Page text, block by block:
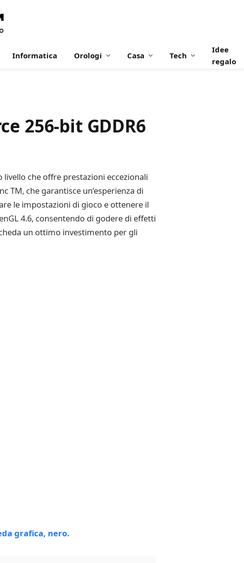
Informatica Orologi Casa Tech
Idee
regalo
256-bit GDDR6
livello che offre prestazioni eccezionali
TM, che garantisce un’esperienza di
le impostazioni di gioco e ottenere il
4.6, consentendo di godere di effetti
un ottimo investimento per gli